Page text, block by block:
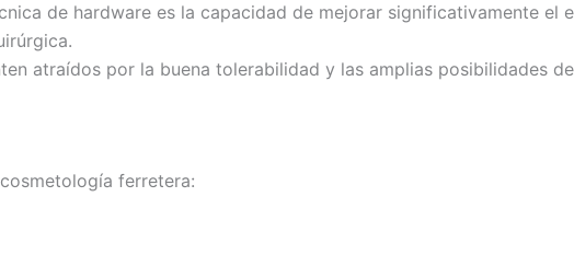
de hardware es la capacidad de mejorar significativamente el
atraídos por la buena tolerabilidad y las amplias posibilidades
ferretera: